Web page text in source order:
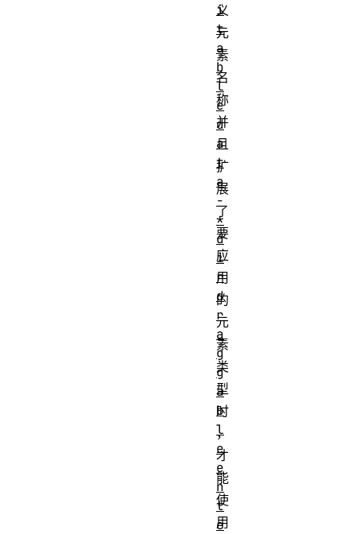
义
元
素
名
称
并
且
扩
展
了
要
应
用
的
元
素
类
型
时
，
才
能
使
用
i
t
a
b
l
e
d
a
t
a
-
*
d
i
r
d
r
a
g
g
a
b
l
e
e
n
t
e